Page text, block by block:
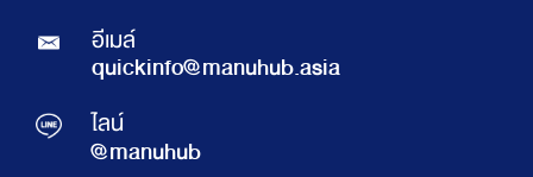
อีเมล์
quickinfo@manuhub.asia
ไลน์
@manuhub